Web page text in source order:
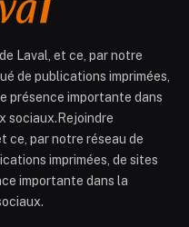
Laval, et ce, par notre
de publications imprimées,
présence importante dans
sociaux.Rejoindre
ce, par notre réseau de
imprimées, de sites
importante dans la